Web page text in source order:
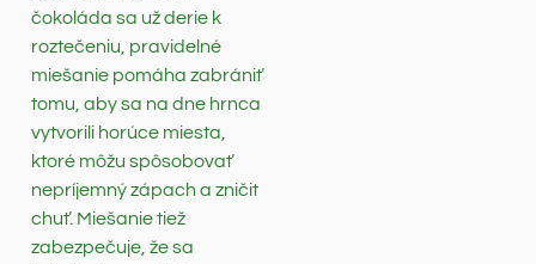
čokoláda sa už derie k
roztečeniu, pravidelné
miešanie pomáha zabrániť
tomu, aby sa na dne hrnca
vytvorili horúce miesta,
ktoré môžu spôsobovať
nepríjemný zápach a zničit
chuť. Miešanie tiež
zabezpečuje, že sa